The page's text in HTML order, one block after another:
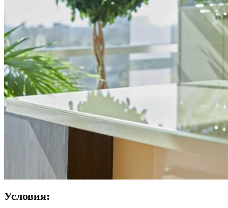
Условия: